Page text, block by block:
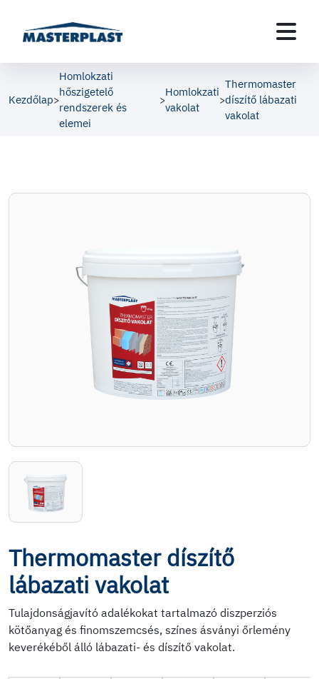
Kezdőlap>
Homlokzati
hőszigetelő
rendszerek és
elemei
>
Homlokzati
vakolat
>
Thermomaster
díszítő lábazati
vakolat
Thermomaster díszítő
lábazati vakolat
Tulajdonságjavító adalékokat tartalmazó diszperziós
kötőanyag és finomszemcsés, színes ásványi őrlemény
keverékéből álló lábazati- és díszítő vakolat.